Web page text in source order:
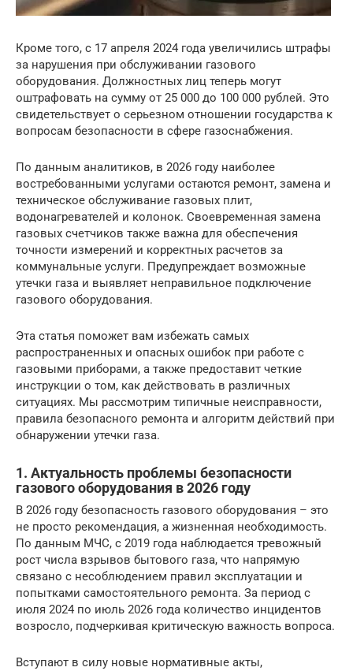
Кроме того, с 17 апреля 2024 года увеличились штрафы
за нарушения при обслуживании газового
оборудования. Должностных лиц теперь могут
оштрафовать на сумму от 25 000 до 100 000 рублей. Это
свидетельствует о серьезном отношении государства к
вопросам безопасности в сфере газоснабжения.
По данным аналитиков, в 2026 году наиболее
востребованными услугами остаются ремонт, замена и
техническое обслуживание газовых плит,
водонагревателей и колонок. Своевременная замена
газовых счетчиков также важна для обеспечения
точности измерений и корректных расчетов за
коммунальные услуги. Предупреждает возможные
утечки газа и выявляет неправильное подключение
газового оборудования.
Эта статья поможет вам избежать самых
распространенных и опасных ошибок при работе с
газовыми приборами, а также предоставит четкие
инструкции о том, как действовать в различных
ситуациях. Мы рассмотрим типичные неисправности,
правила безопасного ремонта и алгоритм действий при
обнаружении утечки газа.
1. Актуальность проблемы безопасности
газового оборудования в 2026 году
В 2026 году безопасность газового оборудования – это
не просто рекомендация, а жизненная необходимость.
По данным МЧС, с 2019 года наблюдается тревожный
рост числа взрывов бытового газа, что напрямую
связано с несоблюдением правил эксплуатации и
попытками самостоятельного ремонта. За период с
июля 2024 по июль 2026 года количество инцидентов
возросло, подчеркивая критическую важность вопроса.
Вступают в силу новые нормативные акты,